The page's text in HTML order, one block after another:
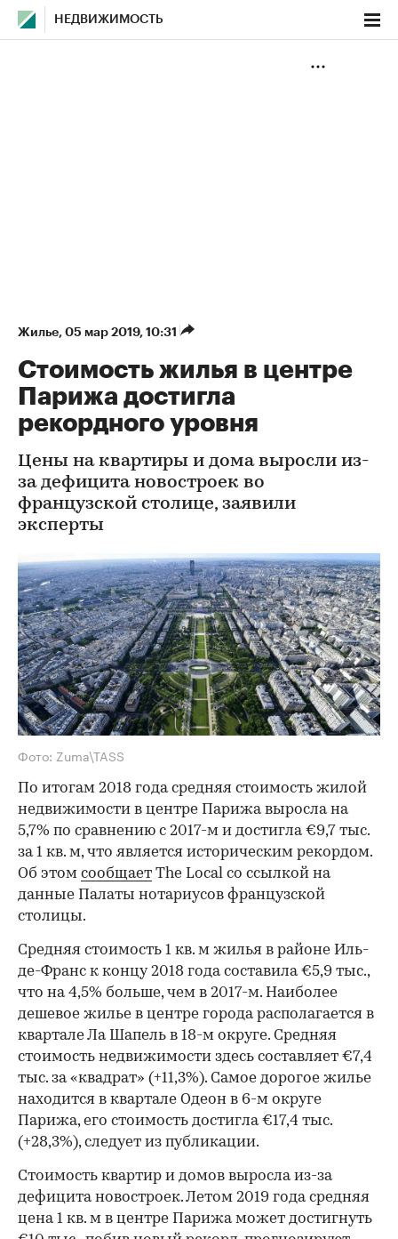
НЕДВИЖИМОСТЬ
Жилье⁠, 05 мар 2019, 10:31
Стоимость жилья в центре
Парижа достигла
рекордного уровня
Цены на квартиры и дома выросли из-
за дефицита новостроек во
французской столице, заявили
эксперты
Фото: Zuma\TASS
По итогам 2018 года средняя стоимость жилой
недвижимости в центре Парижа выросла на
5,7% по сравнению с 2017-м и достигла €9,7 тыс.
за 1 кв. м, что является историческим рекордом.
Об этом сообщает The Local со ссылкой на
данные Палаты нотариусов французской
столицы.
Средняя стоимость 1 кв. м жилья в районе Иль-
де-Франс к концу 2018 года составила €5,9 тыс.,
что на 4,5% больше, чем в 2017-м. Наиболее
дешевое жилье в центре города располагается в
квартале Ла Шапель в 18-м округе. Средняя
стоимость недвижимости здесь составляет €7,4
тыс. за «квадрат» (+11,3%). Самое дорогое жилье
находится в квартале Одеон в 6-м округе
Парижа, его стоимость достигла €17,4 тыс.
(+28,3%), следует из публикации.
Стоимость квартир и домов выросла из-за
дефицита новостроек. Летом 2019 года средняя
цена 1 кв. м в центре Парижа может достигнуть